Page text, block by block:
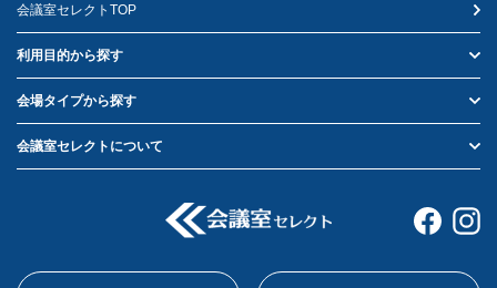
会議室セレクトTOP
利用目的から探す
会場タイプから探す
会議室セレクトについて